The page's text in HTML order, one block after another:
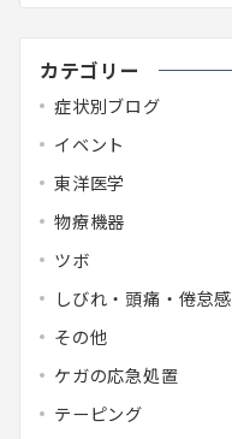
カテゴリー
症状別ブログ
イベント
東洋医学
物療機器
ツボ
しびれ・頭痛・倦怠感
その他
ケガの応急処置
テーピング